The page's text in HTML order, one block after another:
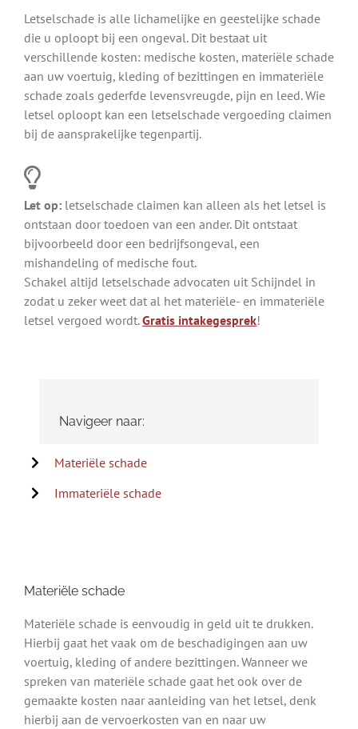
Letselschade is alle lichamelijke en geestelijke schade
die u oploopt bij een ongeval. Dit bestaat uit
verschillende kosten: medische kosten, materiële schade
aan uw voertuig, kleding of bezittingen en immateriële
schade zoals gederfde levensvreugde, pijn en leed. Wie
letsel oploopt kan een letselschade vergoeding claimen
bij de aansprakelijke tegenpartij.
Let op: letselschade claimen kan alleen als het letsel is
ontstaan door toedoen van een ander. Dit ontstaat
bijvoorbeeld door een bedrijfsongeval, een
mishandeling of medische fout.
Schakel altijd letselschade advocaten uit Schijndel in
zodat u zeker weet dat al het materiële- en immateriële
letsel vergoed wordt.Gratis intakegesprek!
Navigeer naar:
Materiële schade
Immateriële schade
Materiële schade
Materiële schade is eenvoudig in geld uit te drukken.
Hierbij gaat het vaak om de beschadigingen aan uw
voertuig, kleding of andere bezittingen. Wanneer we
spreken van materiële schade gaat het ook over de
gemaakte kosten naar aanleiding van het letsel, denk
hierbij aan de vervoerkosten van en naar uw